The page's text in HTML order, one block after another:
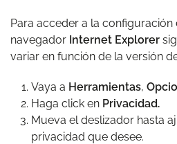
Para acceder a la configuración
navegador Internet Explorer
variar en función de la versión
Vaya a Herramientas,
Haga click en Privacidad.
Mueva el deslizador hasta
privacidad que desee.